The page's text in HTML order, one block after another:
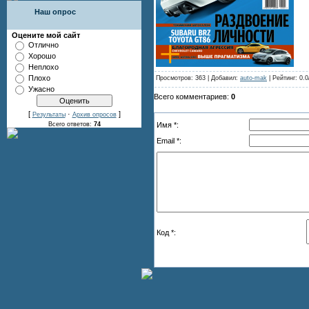
Наш опрос
Оцените мой сайт
Отлично
Хорошо
Неплохо
Плохо
Ужасно
[ Результаты· Архив опросов]
Всего ответов: 74
Просмотров: 363 | Добавил: auto-mak | Рейтинг:
Всего комментариев: 0
Имя *:
Email *:
Код *: